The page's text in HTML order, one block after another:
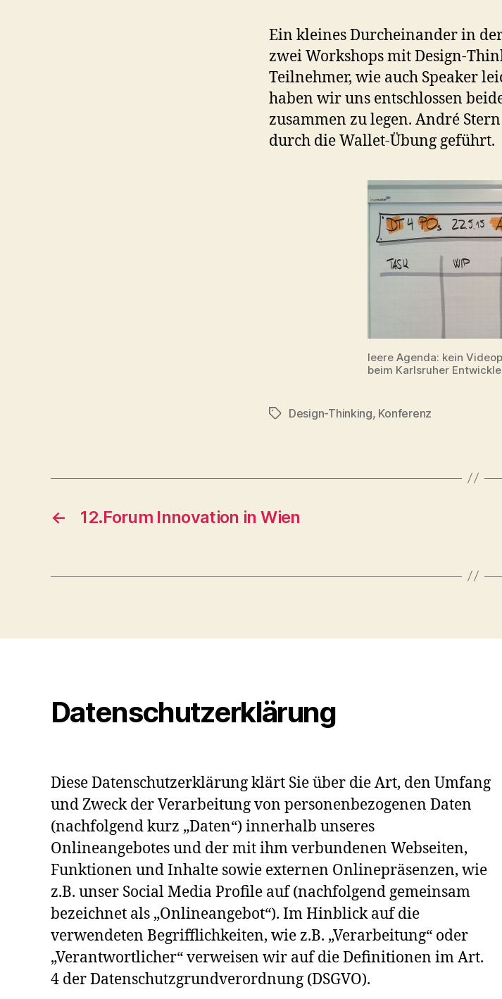
Ein kleines Durcheinander in
zwei Workshops mit Design-
Teilnehmer, wie auch Speaker
haben wir uns entschlossen
zusammen zu legen. André
durch die Wallet-Übung geführt.
leere Agenda: kein
beim Karlsruher
Schlagwörter
Design-Thinking, Konferenz
← 12.Forum Innovation in Wien
Datenschutzerklärung
Diese Datenschutzerklärung klärt Sie über die Art, den Umfang
und Zweck der Verarbeitung von personenbezogenen Daten
(nachfolgend kurz „Daten“) innerhalb unseres
Onlineangebotes und der mit ihm verbundenen Webseiten,
Funktionen und Inhalte sowie externen Onlinepräsenzen, wie
z.B. unser Social Media Profile auf (nachfolgend gemeinsam
bezeichnet als „Onlineangebot“). Im Hinblick auf die
verwendeten Begrifflichkeiten, wie z.B. „Verarbeitung“ oder
„Verantwortlicher“ verweisen wir auf die Definitionen im Art.
4 der Datenschutzgrundverordnung (DSGVO).